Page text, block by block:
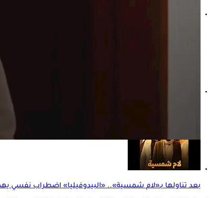
بعد تناولها بـ«لام شمسية».. «البيدوفيليا» اضطراب نفسي